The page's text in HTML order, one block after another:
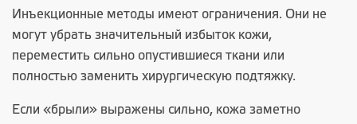
Инъекционные методы имеют ограничения. Они не
могут убрать значительный избыток кожи,
переместить сильно опустившиеся ткани или
полностью заменить хирургическую подтяжку.
Если «брыли» выражены сильно, кожа заметно